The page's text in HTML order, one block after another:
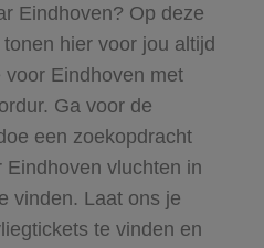
Eindhoven? Op deze
hier voor jou altijd
Eindhoven met
Ga voor de
een zoekopdracht
Eindhoven vluchten in
vinden. Laat ons je
te vinden en